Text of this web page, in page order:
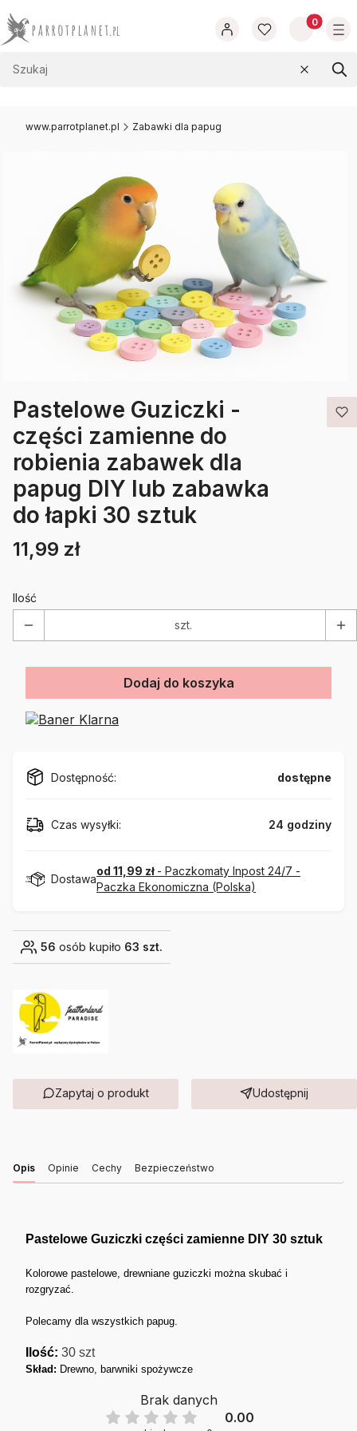
Produkty
Wyczyść
www.parrotplanet.pl Zabawki dla papug
Pastelowe Guziczki -
części zamienne do
robienia zabawek dla
papug DIY lub zabawka
do łapki 30 sztuk
Etykiety
Cena
11,99 zł
Ilość
szt.
Dodaj do koszyka
Dostępność: dostępne
Czas wysyłki: 24 godziny
Dostawa
od 11,99 zł - Paczkomaty Inpost 24/7 -
Paczka Ekonomiczna (Polska)
56 osób kupiło 63 szt.
Zapytaj o produkt Udostępnij
Opis Opinie Cechy Bezpieczeństwo
Pastelowe Guziczki części zamienne DIY 30 sztuk
Kolorowe pastelowe, drewniane guziczki można skubać i
rozgryzać.
Polecamy dla wszystkich papug.
Ilość: 30 szt
Skład: Drewno, barwniki spożywcze
Brak danych
0.00